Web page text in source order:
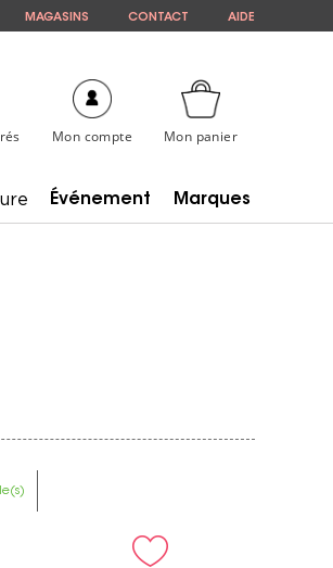
MAGASINS CONTACT AIDE
Mon panier
Mon compte
Événement Marques